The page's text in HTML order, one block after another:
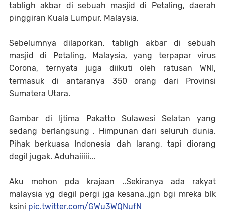
tabligh akbar di sebuah masjid di Petaling, daerah
pinggiran Kuala Lumpur, Malaysia.
Sebelumnya dilaporkan, tabligh akbar di sebuah
masjid di Petaling, Malaysia, yang terpapar virus
Corona, ternyata juga diikuti oleh ratusan WNI,
termasuk di antaranya 350 orang dari Provinsi
Sumatera Utara.
Gambar di Ijtima Pakatto Sulawesi Selatan yang
sedang berlangsung . Himpunan dari seluruh dunia.
Pihak berkuasa Indonesia dah larang, tapi diorang
degil jugak. Aduhaiiiii...
Aku mohon pda krajaan ..Sekiranya ada rakyat
malaysia yg degil pergi jga kesana..jgn bgi mreka blk
ksini pic.twitter.com/GWu3WQNufN